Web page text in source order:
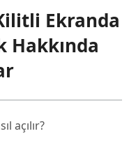
Ekranda
Hakkında
açılır?